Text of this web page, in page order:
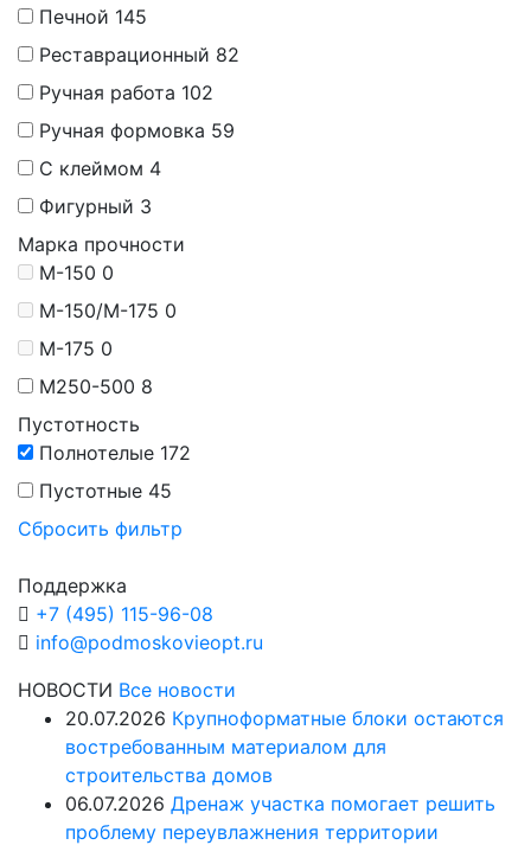
Печной 145
Реставрационный 82
Ручная работа 102
Ручная формовка 59
С клеймом 4
Фигурный 3
Марка прочности
М-150 0
М-150/M-175 0
М-175 0
М250-500 8
Пустотность
Полнотелые 172
Пустотные 45
Сбросить фильтр
Поддержка
+7 (495) 115-96-08
info@podmoskovieopt.ru
НОВОСТИ Все новости
20.07.2026 Крупноформатные блоки остаются
востребованным материалом для
строительства домов
06.07.2026 Дренаж участка помогает решить
проблему переувлажнения территории